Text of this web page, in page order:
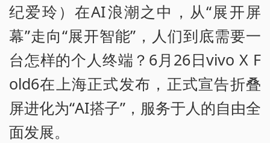
纪爱玲）在AI浪潮之中，从“展开屏
幕”走向“展开智能”，人们到底需要一
台怎样的个人终端？6月26日vivo X F
old6在上海正式发布，正式宣告折叠
屏进化为“AI搭子”，服务于人的自由全
面发展。